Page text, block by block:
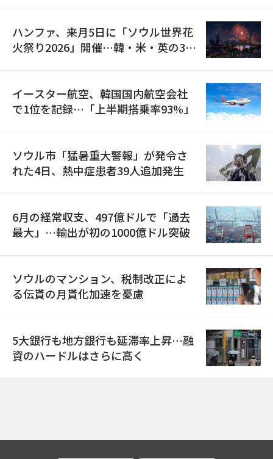
ハンファ、来月5日に「ソウル世界花
火祭り2026」開催…韓・米・英の3カ
イースター航空、韓国国内航空会社
で1位を記録…「上半期搭乗率93%」
ソウル市「猛暑重大警報」が発令さ
れた4日、熱中症患者39人追加発生
6月の経常収支、497億ドルで「過去
最大」…輸出が初の1000億ドル突破
ソウルのマンション、税制改正によ
る伝貰の月貰化加速を憂慮
5大銀行も地方銀行も延滞率上昇…融
資のハードルはさらに高く